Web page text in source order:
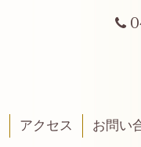
アクセス お問い